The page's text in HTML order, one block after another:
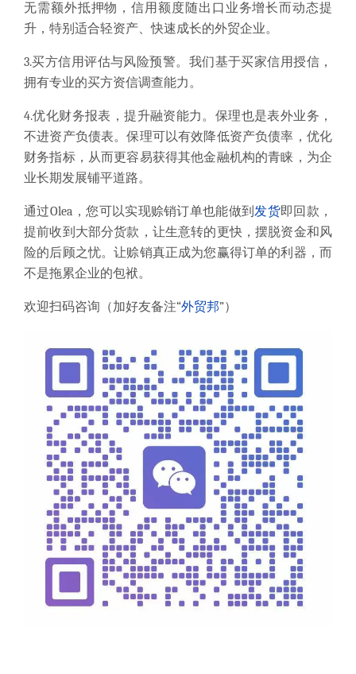
无需额外抵押物，信用额度随出口业务增长而动态提
升，特别适合轻资产、快速成长的外贸企业。
3.买方信用评估与风险预警。我们基于买家信用授信，
拥有专业的买方资信调查能力。
4.优化财务报表，提升融资能力。保理也是表外业务，
不进资产负债表。保理可以有效降低资产负债率，优化
财务指标，从而更容易获得其他金融机构的青睐，为企
业长期发展铺平道路。
通过Olea，您可以实现赊销订单也能做到发货即回款，
提前收到大部分货款，让生意转的更快，摆脱资金和风
险的后顾之忧。让赊销真正成为您赢得订单的利器，而
不是拖累企业的包袱。
欢迎扫码咨询（加好友备注“外贸邦”）